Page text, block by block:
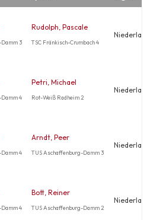
3
Rudolph, Pascale
TSC Fränkisch-Crumbach 4
4
Petri, Michael
Rot-Weiß Radheim 2
4
Arndt, Peer
TUS Aschaffenburg-Damm 3
4
Bott, Reiner
TUS Aschaffenburg-Damm 2